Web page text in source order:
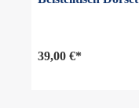
39,00 €*